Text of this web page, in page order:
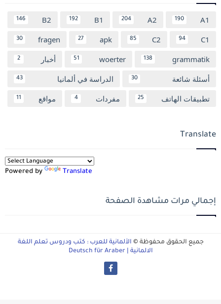
A1
190
A2
204
B1
192
B2
146
C1
94
C2
85
apk
27
fragen
30
grammatik
138
woerter
51 أخبار 2
أسئلة شائعة 30 الدراسة في ألمانيا 43
تطبيقات الهاتف 25 مفردات 4 مواقع 11
Translate
Powered by Translate
إجمالي مرات مشاهدة الصفحة
جميع الحقوق محفوظة © الألمانية للعرب : كتب ودروس تعلم اللغة
الالمانية | Deutsch für Araber